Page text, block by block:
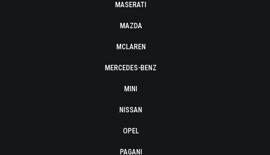
MASERATI
MAZDA
MCLAREN
MERCEDES-BENZ
MINI
NISSAN
OPEL
PAGANI